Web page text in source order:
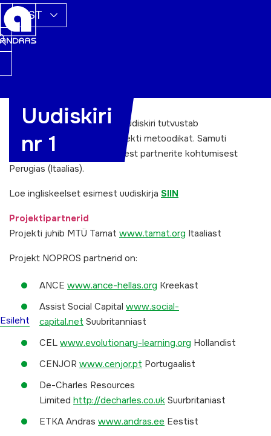
EST
Esileht
Uudiskiri
nr 1
Projekt NOPROS esimene uudiskiri tutvustab
projektipartnereid ning projekti metoodikat. Samuti
annab see ülevaate esimesest partnerite kohtumisest
Perugias (Itaalias).
Loe ingliskeelset esimest uudiskirja SIIN
Projektipartnerid
Projekti juhib MTÜ Tamat www.tamat.org Itaaliast
Projekt NOPROS partnerid on:
ANCE www.ance-hellas.org Kreekast
Assist Social Capital www.social-
capital.net Suubritanniast
CEL www.evolutionary-learning.org Hollandist
CENJOR www.cenjor.pt Portugaalist
De-Charles Resources
Limited http://decharles.co.uk Suurbritaniast
ETKA Andras www.andras.ee Eestist